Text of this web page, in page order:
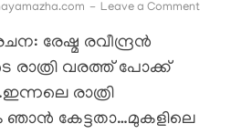
- Leave a Comment
രേഷ്മ രവീന്ദ്രൻ
രാത്രി വരത്ത്‌ പോക്ക്
രാത്രി
കേട്ടതാ…മുകളിലെ